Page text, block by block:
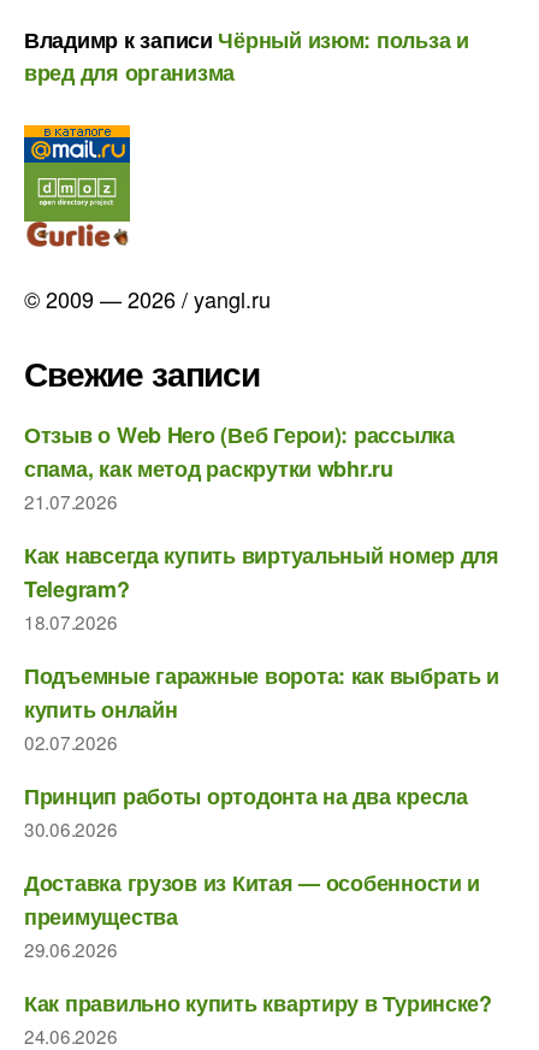
Владимр к записи Чёрный изюм: польза и
вред для организма
© 2009 — 2026 / yangl.ru
Свежие записи
Отзыв о Web Hero (Веб Герои): рассылка
спама, как метод раскрутки wbhr.ru
21.07.2026
Как навсегда купить виртуальный номер для
Telegram?
18.07.2026
Подъемные гаражные ворота: как выбрать и
купить онлайн
02.07.2026
Принцип работы ортодонта на два кресла
30.06.2026
Доставка грузов из Китая — особенности и
преимущества
29.06.2026
Как правильно купить квартиру в Туринске?
24.06.2026